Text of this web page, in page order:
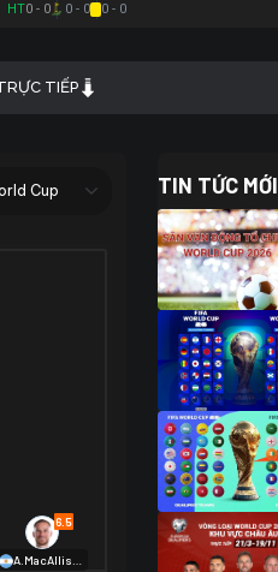
HT0 - 0 0 - 0 0 - 0
TIẾP
Cup
6.5
TIN TỨC MỚI